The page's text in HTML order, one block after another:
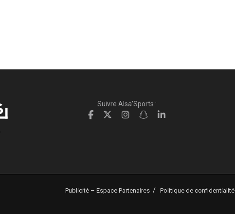
Suivre Alsa'Sports :
Publicité – Espace Partenaires Politique de confidentialité